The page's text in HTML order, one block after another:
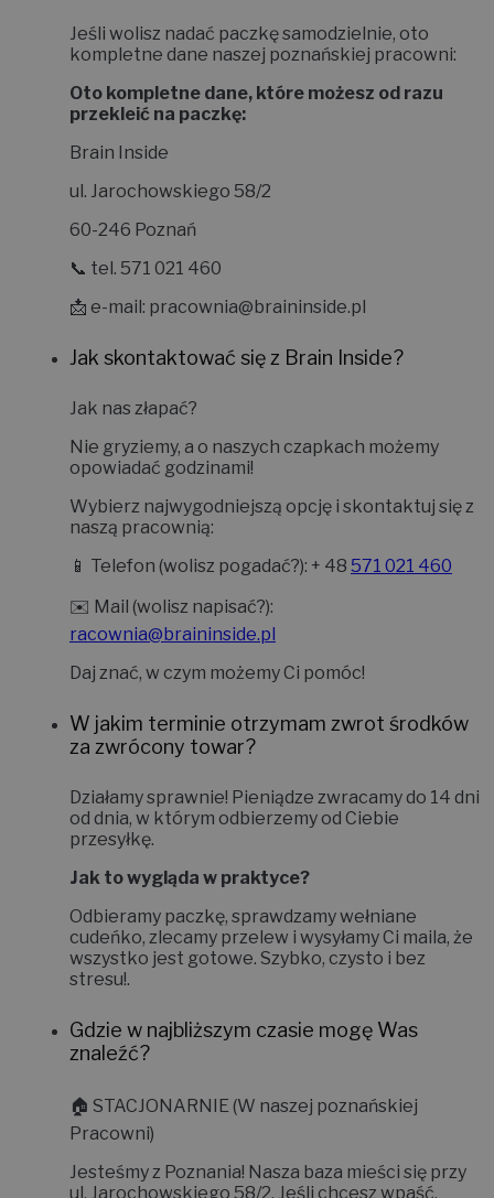
Jeśli wolisz nadać paczkę samodzielnie, oto
kompletne dane naszej poznańskiej pracowni:
Oto kompletne dane, które możesz od razu
przekleić na paczkę:
Brain Inside
ul. Jarochowskiego 58/2
60-246 Poznań
📞 tel. 571 021 460
📩 e-mail: pracownia@braininside.pl
Jak skontaktować się z Brain Inside?
Jak nas złapać?
Nie gryziemy, a o naszych czapkach możemy
opowiadać godzinami!
Wybierz najwygodniejszą opcję i skontaktuj się z
naszą pracownią:
📱 Telefon (wolisz pogadać?): + 48 571 021 460
✉️ Mail (wolisz napisać?):
racownia@braininside.pl
Daj znać, w czym możemy Ci pomóc!
W jakim terminie otrzymam zwrot środków
za zwrócony towar?
Działamy sprawnie! Pieniądze zwracamy do 14 dni
od dnia, w którym odbierzemy od Ciebie
przesyłkę.
Jak to wygląda w praktyce?
Odbieramy paczkę, sprawdzamy wełniane
cudeńko, zlecamy przelew i wysyłamy Ci maila, że
wszystko jest gotowe. Szybko, czysto i bez
stresu!.
Gdzie w najbliższym czasie mogę Was
znaleźć?
🏠 STACJONARNIE (W naszej poznańskiej
Pracowni)
Jesteśmy z Poznania! Nasza baza mieści się przy
ul. Jarochowskiego 58/2. Jeśli chcesz wpaść,